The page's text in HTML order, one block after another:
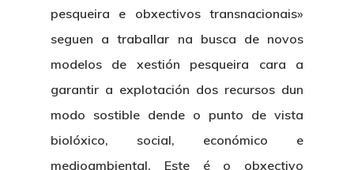
pesqueira e obxectivos transnacionais»
seguen a traballar na busca de novos
modelos de xestión pesqueira cara a
garantir a explotación dos recursos dun
modo sostible dende o punto de vista
biolóxico, social, económico e
medioambiental. Este é o obxectivo